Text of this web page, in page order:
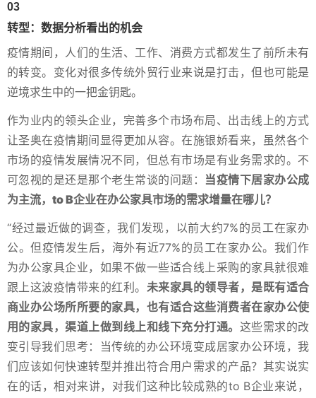
03
转型：数据分析看出的机会
疫情期间，人们的生活、工作、消费方式都发生了前所未有
的转变。变化对很多传统外贸行业来说是打击，但也可能是
逆境求生中的一把金钥匙。
作为业内的领头企业，完善多个市场布局、出击线上的方式
让圣奥在疫情期间显得更加从容。在施银娇看来，虽然各个
市场的疫情发展情况不同，但总有市场是有业务需求的。不
可忽视的是还是那个老生常谈的问题： 当疫情下居家办公成
为主流，to B企业在办公家具市场的需求增量在哪儿？
“经过最近做的调查，我们发现，以前大约7%的员工在家办
公。但疫情发生后，海外有近77%的员工在家办公。我们作
为办公家具企业，如果不做一些适合线上采购的家具就很难
跟上这波疫情带来的红利。 未来家具的领导者，是既有适合
商业办公场所所要的家具，也有适合这些消费者在家办公使
用的家具，渠道上做到线上和线下充分打通。 这些需求的改
变引导我们思考：当传统的办公环境变成居家办公环境，我
们应该如何快速转型并推出符合用户需求的产品？其实说实
在的话，相对来讲，对我们这种比较成熟的to B企业来说，